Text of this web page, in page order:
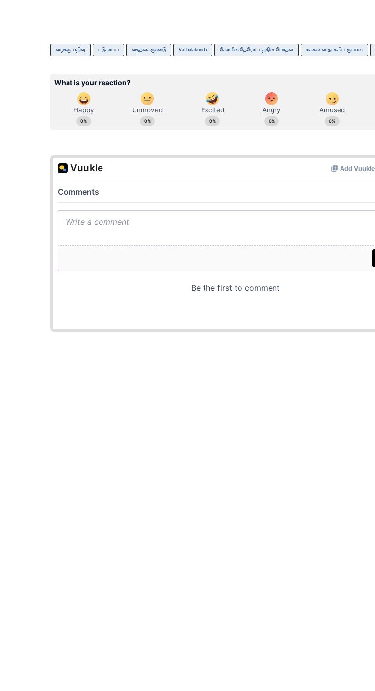
வழக்கு பதிவு படுகாயம் வத்தலக்குண்டு Vathalakundu கோயில் தேரோட்டத்தில் மோதல் மக்களை தாக்கிய கும்பல்